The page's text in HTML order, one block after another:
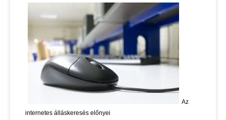
Az
internetes álláskeresés előnyei